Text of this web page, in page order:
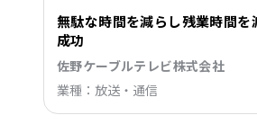
無駄な時間を減らし残業時間を
成功
佐野ケーブルテレビ株式会社
業種：放送・通信